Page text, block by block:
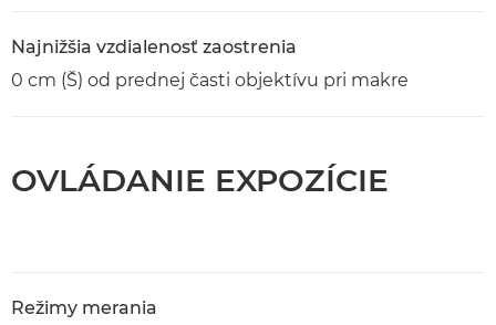
Najnižšia vzdialenosť zaostrenia
0 cm (Š) od prednej časti objektívu pri makre
OVLÁDANIE EXPOZÍCIE
Režimy merania